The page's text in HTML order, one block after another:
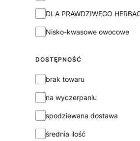
DLA PRAWDZIWEGO
Nisko-kwasowe owocowe
DOSTĘPNOŚĆ
Dostępność
brak towaru
na wyczerpaniu
spodziewana dostawa
średnia ilość